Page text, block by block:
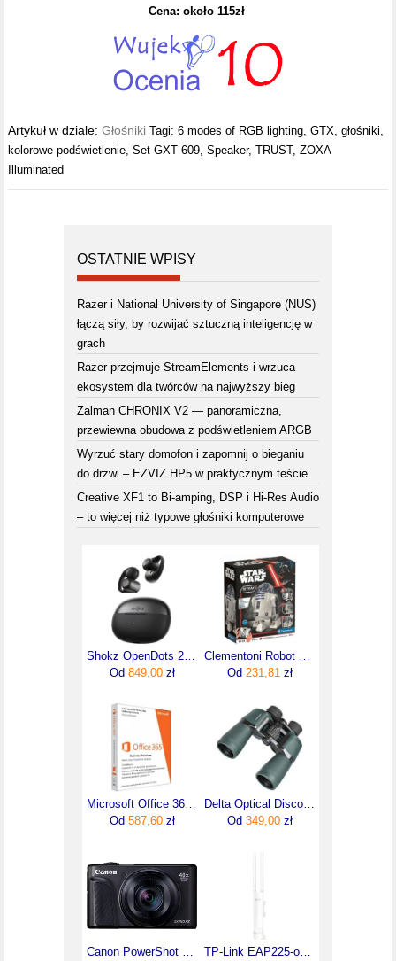
Cena: około 115zł
Artykuł w dziale:Głośniki Tagi:6 modes of RGB lighting,GTX,głośniki,
kolorowe podświetlenie,Set GXT 609,Speaker,TRUST,ZOXA
Illuminated
OSTATNIE WPISY
Razer i National University of Singapore (NUS)
łączą siły, by rozwijać sztuczną inteligencję w
grach
Razer przejmuje StreamElements i wrzuca
ekosystem dla twórców na najwyższy bieg
Zalman CHRONIX V2 — panoramiczna,
przewiewna obudowa z podświetleniem ARGB
Wyrzuć stary domofon i zapomnij o bieganiu
do drzwi – EZVIZ HP5 w praktycznym teście
Creative XF1 to Bi-amping, DSP i Hi-Res Audio
– to więcej niż typowe głośniki komputerowe
Shokz OpenDots 2 Czarny (E320STBK)
Od 849,00zł
Clementoni Robot Star Wars R2-D2
Od 231,81zł
Microsoft Office 365 Business Standard na 12 miesięcy (KLQ00211)
Od 587,60zł
Delta Optical Discovery 10x50
Od 349,00zł
Canon PowerShot SX740 HS Lite Edition Czarny
TP-Link EAP225-outdoor